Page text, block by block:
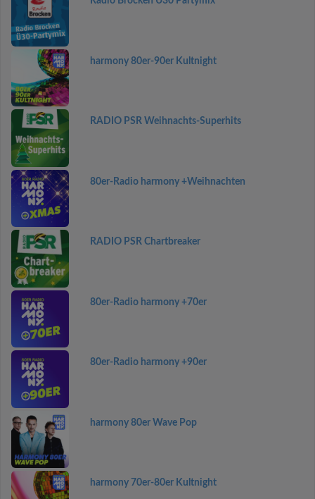
harmony 80er-90er Kultnight
RADIO PSR Weihnachts-Superhits
80er-Radio harmony +Weihnachten
RADIO PSR Chartbreaker
80er-Radio harmony +70er
80er-Radio harmony +90er
harmony 80er Wave Pop
harmony 70er-80er Kultnight